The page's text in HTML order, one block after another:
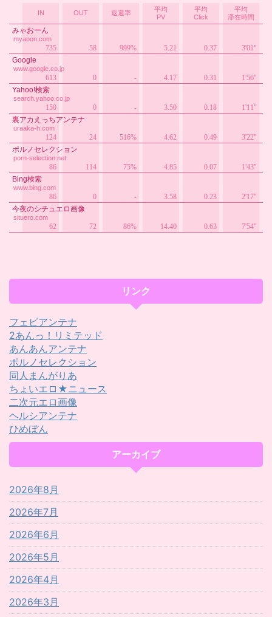
リンク
フェビアンテナ
2あんっ！リミテッド
あんあんアンテナ
ポルノセレクション
同人まんがりあ
ちょいエロ★ニュース
二次元エロ画像
ヘルシアンテナ
ひめぼん
アーカイブ
2026年8月
2026年7月
2026年6月
2026年5月
2026年4月
2026年3月